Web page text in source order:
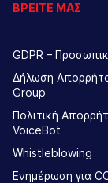
ΒΡΕΙΤΕ ΜΑΣ
GDPR –
Δήλωση
Group
Πολιτική
VoiceBot
Whistleblowing
Ενημέρωση για